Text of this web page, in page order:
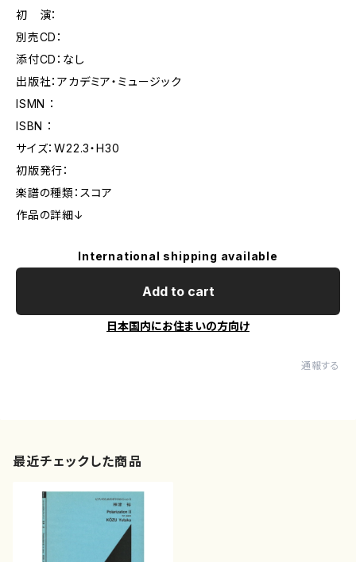
初 演：
別売CD：
添付CD：なし
出版社：アカデミア・ミュージック
ISMN ：
ISBN ：
サイズ：W22.3・H30
初版発行：
楽譜の種類：スコア
作品の詳細↓
International shipping available
Add to cart
日本国内にお住まいの方向け
通報する
最近チェックした商品